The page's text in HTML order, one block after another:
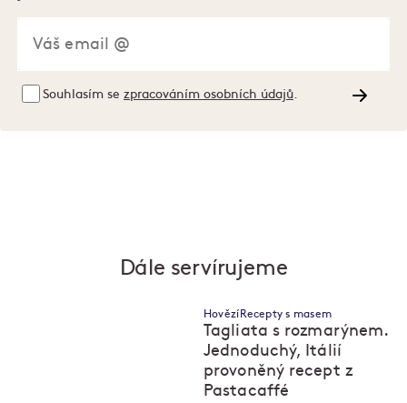
Souhlasím se zpracováním osobních údajů
Dále servírujeme
Hovězí Recepty s masem
Tagliata s rozmarýnem.
Jednoduchý, Itálií
provoněný recept z
Pastacaffé